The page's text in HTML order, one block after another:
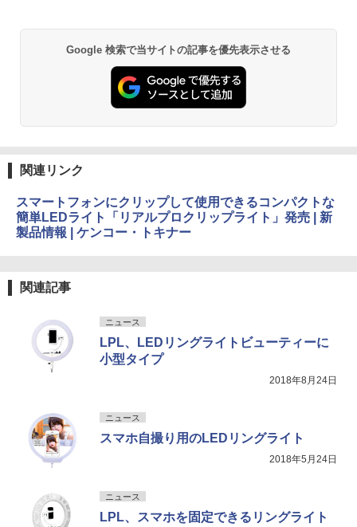
Google 検索で当サイトの記事を優先表示させる
関連リンク
スマートフォンにクリップして使用できるコンパクトな
簡単LEDライト「リアルプロクリップライト」発売 | 新
製品情報 | ケンコー・トキナー
関連記事
ニュース
LPL、LEDリングライトビューティーに
小型タイプ
2018年8月24日
ニュース
スマホ自撮り用のLEDリングライト
2018年5月24日
ニュース
LPL、スマホを固定できるリングライト